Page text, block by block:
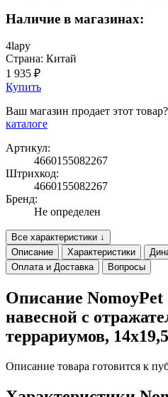
Наличие в магазинах:
4lapy
Страна: Китай
1 935 ₽
Купить
Ваш магазин продает этот товар?
каталоге
Артикул:
4660155082267
Штрихкод:
4660155082267
Бренд:
Не определен
Все характеристики ↓
Описание
Характеристики
Оплата и Доставка
Вопросы
Описание
навесной с
террариумов,
Описание товара готовится к